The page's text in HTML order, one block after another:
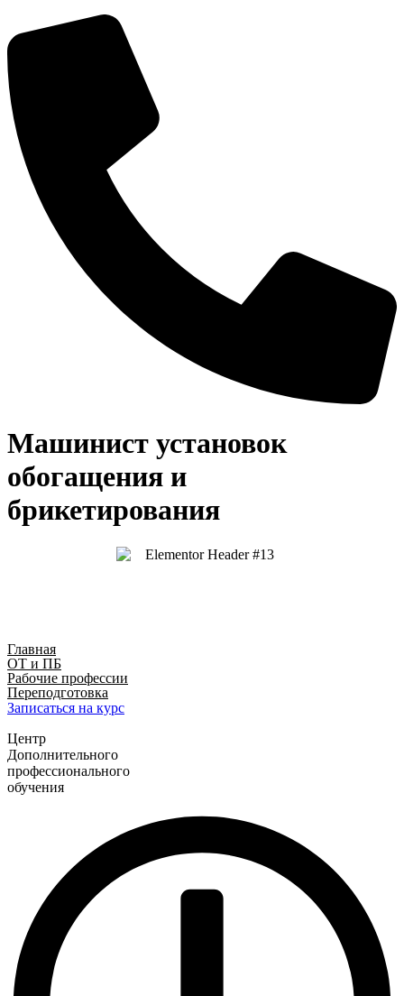
Машинист установок
обогащения и
брикетирования
Главная​
ОТ и ПБ
Рабочие профессии
Переподготовка
Записаться на курс
Центр
Дополнительного
профессионального
обучения